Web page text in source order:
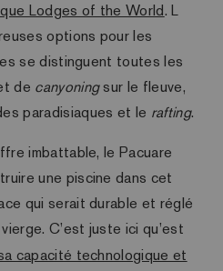
Lodges of the World. L
options pour les
se distinguent toutes les
de canyoningsur le fleuve,
paradisiaques et le rafting.
imbattable, le Pacuare
une piscine dans cet
qui serait durable et réglé
C’est juste ici qu’est
capacité technologique et